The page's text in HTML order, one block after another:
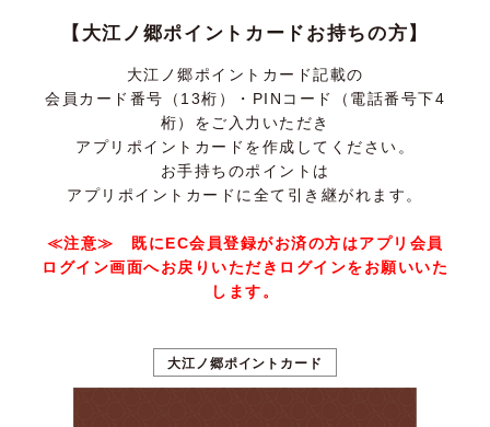
【大江ノ郷ポイントカードお持ちの方】
大江ノ郷ポイントカード記載の
会員カード番号（13桁）・PINコード（電話番号下4
桁）をご入力いただき
アプリポイントカードを作成してください。
お手持ちのポイントは
アプリポイントカードに全て引き継がれます。
≪注意≫ 既にEC会員登録がお済の方はアプリ会員
ログイン画面へお戻りいただきログインをお願いいた
します。
大江ノ郷ポイントカード